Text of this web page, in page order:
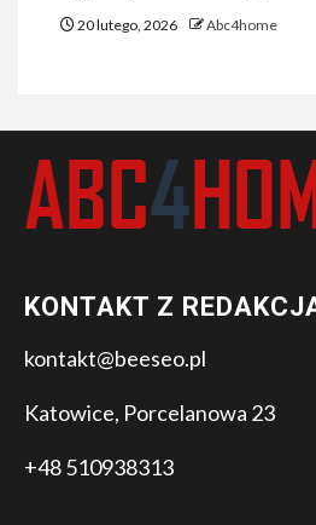
20 lutego, 2026 Abc4home
KONTAKT Z
kontakt@beeseo.pl
Katowice, Porcelanowa 23
+48 510938313